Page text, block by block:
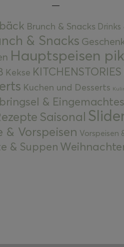
Brunch & Snacks
& Snacks
Hauptspeisen
Kekse KITCHENSTORIES
Kuchen und Desserts
& Eingemachtes
Saisonal
& Vorspeisen Vorspeisen
& Suppen